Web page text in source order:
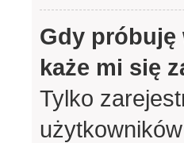
Gdy próbuję
każe mi się
Tylko